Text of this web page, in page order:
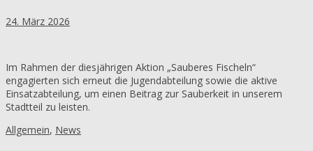
24. März 2026
Im Rahmen der diesjährigen Aktion „Sauberes Fischeln“
engagierten sich erneut die Jugendabteilung sowie die aktive
Einsatzabteilung, um einen Beitrag zur Sauberkeit in unserem
Stadtteil zu leisten.
Allgemein, News